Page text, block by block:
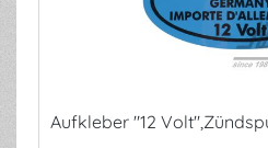
Aufkleber "12